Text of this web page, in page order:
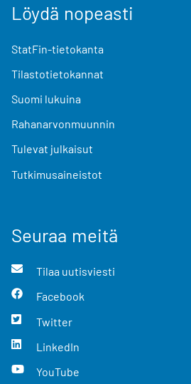
Löydä nopeasti
StatFin-tietokanta
Tilastotietokannat
Suomi lukuina
Rahanarvonmuunnin
Tulevat julkaisut
Tutkimusaineistot
Seuraa meitä
Tilaa uutisviesti
Facebook
Twitter
LinkedIn
YouTube